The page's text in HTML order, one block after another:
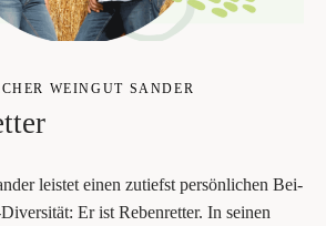
WEIN­GUT SAN­DER
leis­tet einen zutiefst per­sön­li­chen ­Bei­
Er ist Reben­ret­ter. In sei­nen